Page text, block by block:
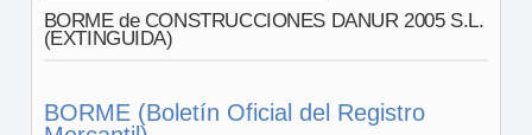
BORME de CONSTRUCCIONES DANUR 2005 S.L.
(EXTINGUIDA)
BORME (Boletín Oficial del Registro